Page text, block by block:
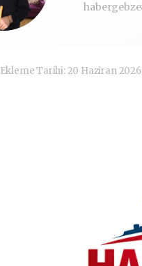
Ekleme Tarihi: 20 Haziran